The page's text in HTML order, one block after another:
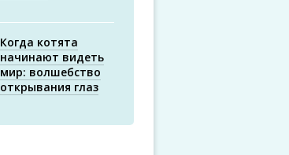
Когда котята
начинают видеть
мир: волшебство
открывания глаз